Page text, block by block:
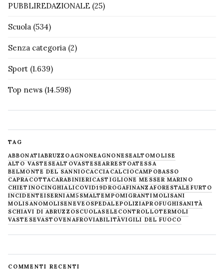
PUBBLIREDAZIONALE (25)
Scuola (534)
Senza categoria (2)
Sport (1.639)
Top news (14.598)
TAG
ABBONATIABRUZZOAGNONEAGNONESEALTOMOLISE
ALTO VASTESEALTOVASTESEARRESTOATESSA
BELMONTE DEL SANNIOCACCIACALCIOCAMPOBASSO
CAPRACOTTACARABINIERICASTIGLIONE MESSER MARINO
CHIETINOCINGHIALICOVID19DROGAFINANZAFORESTALE FURTO
INCIDENTEISERNIAM5SMALTEMPOMIGRANTIMOLISANI
MOLISANOMOLISENEVE OSPEDALEPOLIZIAPROFUGHISANITÀ
SCHIAVI DI ABRUZZOSCUOLASELECONTROLLOTERMOLI
VASTESEVASTOVENAFROVIABILITÀVIGILI DEL FUOCO
COMMENTI RECENTI